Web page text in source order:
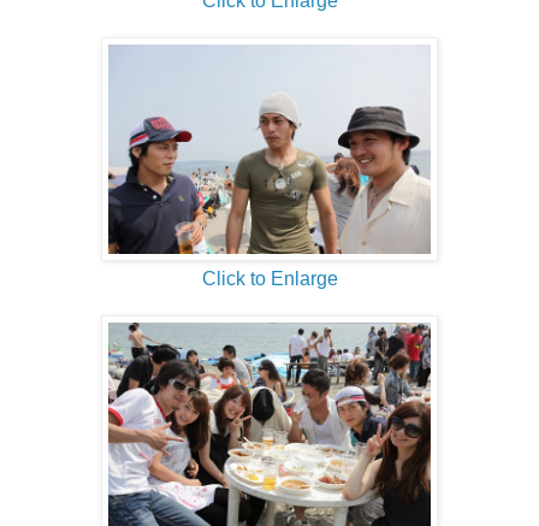
Click to Enlarge